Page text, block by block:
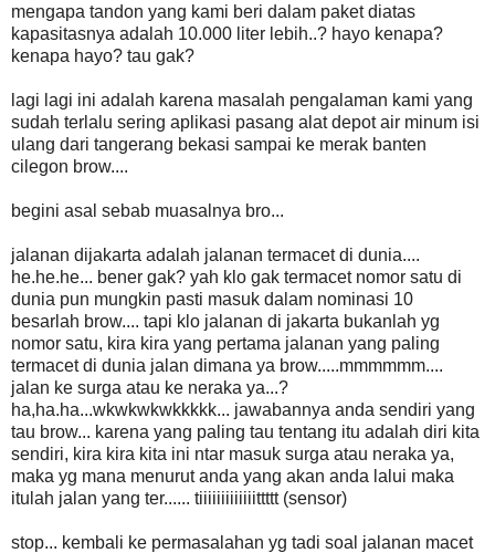
mengapa tandon yang kami beri dalam paket diatas
kapasitasnya adalah 10.000 liter lebih..? hayo kenapa?
kenapa hayo? tau gak?
lagi lagi ini adalah karena masalah pengalaman kami yang
sudah terlalu sering aplikasi pasang alat depot air minum isi
ulang dari tangerang bekasi sampai ke merak banten
cilegon brow....
begini asal sebab muasalnya bro...
jalanan dijakarta adalah jalanan termacet di dunia....
he.he.he... bener gak? yah klo gak termacet nomor satu di
dunia pun mungkin pasti masuk dalam nominasi 10
besarlah brow.... tapi klo jalanan di jakarta bukanlah yg
nomor satu, kira kira yang pertama jalanan yang paling
termacet di dunia jalan dimana ya brow.....mmmmmm....
jalan ke surga atau ke neraka ya...?
ha,ha.ha...wkwkwkwkkkkk... jawabannya anda sendiri yang
tau brow... karena yang paling tau tentang itu adalah diri kita
sendiri, kira kira kita ini ntar masuk surga atau neraka ya,
maka yg mana menurut anda yang akan anda lalui maka
itulah jalan yang ter...... tiiiiiiiiiiiiittttt (sensor)
stop... kembali ke permasalahan yg tadi soal jalanan macet